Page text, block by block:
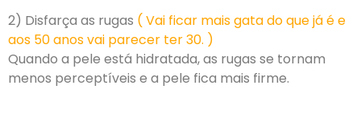
2) Disfarça as rugas ( Vai ficar mais gata do que já é e
aos 50 anos vai parecer ter 30. )
Quando a pele está hidratada, as rugas se tornam
menos perceptíveis e a pele fica mais firme.